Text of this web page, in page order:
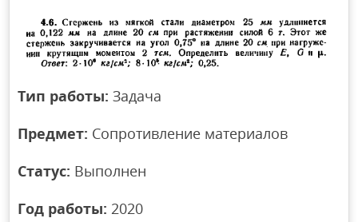
Тип работы: Задача
Предмет: Сопротивление материалов
Статус: Выполнен
Год работы: 2020